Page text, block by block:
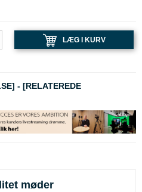
LÆG I KURV
- [RELATEREDE
møder